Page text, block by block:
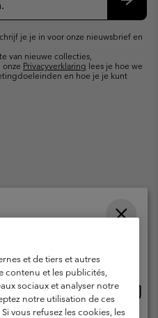
je je in voor onze nieuwsbrief en
van nieuwe collecties,
Privacyverklaring lees je hoe we
en hoe je je kunt
›| français ›
Garantie
voor lidmaatschap
inhoud
Impressum
et de tiers et autres
contenu et les publicités,
sociaux et analyser notre
notre utilisation de ces
vous refusez les cookies, les
beschikbaar